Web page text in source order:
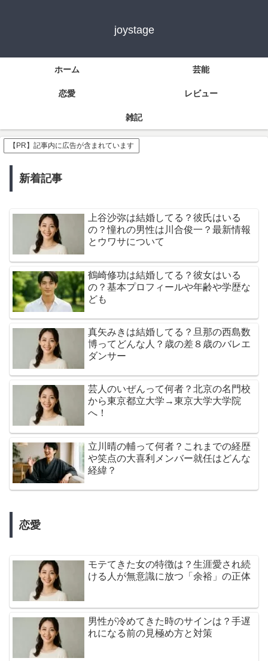
joystage
ホーム 芸能
恋愛 レビュー
雑記
【PR】記事内に広告が含まれています
新着記事
上谷沙弥は結婚してる？彼氏はいる
の？憧れの男性は川合俊一？最新情報
とウワサについて
鶴崎修功は結婚してる？彼女はいる
の？基本プロフィールや年齢や学歴な
ども
真矢みきは結婚してる？旦那の西島数
博ってどんな人？歳の差８歳のバレエ
ダンサー
芸人のいぜんって何者？北京の名門校
から東京都立大学→東京大学大学院
へ！
立川晴の輔って何者？これまでの経歴
や笑点の大喜利メンバー就任はどんな
経緯？
恋愛
モテてきた女の特徴は？生涯愛され続
ける人が無意識に放つ「余裕」の正体
男性が冷めてきた時のサインは？手遅
れになる前の見極め方と対策